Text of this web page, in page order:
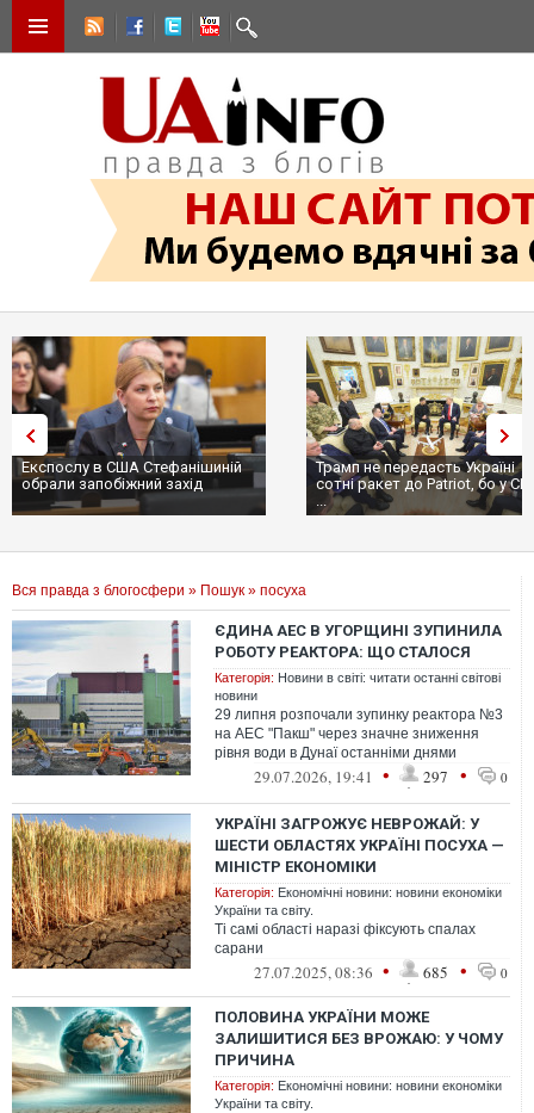
Експослу в США Стефанішиній
обрали запобіжний захід
Трамп не передасть Україні
сотні ракет до Patriot, бо у
...
Вся правда з блогосфери » Пошук » посуха
ЄДИНА АЕС В УГОРЩИНІ ЗУПИНИЛА
РОБОТУ РЕАКТОРА: ЩО СТАЛОСЯ
Категорія: Новини в світі: читати останні світові
новини
29 липня розпочали зупинку реактора №3
на АЕС "Пакш" через значне зниження
рівня води в Дунаї останніми днями
29.07.2026, 19:41 • 297 • 0
УКРАЇНІ ЗАГРОЖУЄ НЕВРОЖАЙ: У
ШЕСТИ ОБЛАСТЯХ УКРАЇНІ ПОСУХА —
МІНІСТР ЕКОНОМІКИ
Категорія: Економічні новини: новини економіки
України та світу.
Ті самі області наразі фіксують спалах
сарани
27.07.2025, 08:36 • 685 • 0
ПОЛОВИНА УКРАЇНИ МОЖЕ
ЗАЛИШИТИСЯ БЕЗ ВРОЖАЮ: У ЧОМУ
ПРИЧИНА
Категорія: Економічні новини: новини економіки
України та світу.